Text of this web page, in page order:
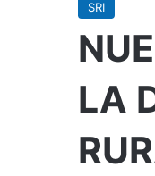
SRI
LA